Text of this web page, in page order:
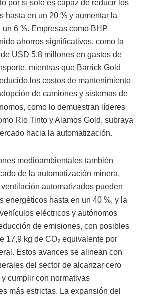
por sí solo es capaz de reducir los
hasta en un 20 % y aumentar la
un 6 %. Empresas como BHP
ahorros significativos, como la
USD 5,8 millones en gastos de
mientras que Barrick Gold
los costos de mantenimiento
de camiones y sistemas de
como lo demuestran líderes
Rio Tinto y Alamos Gold, subraya
hacia la automatización.
medioambientales también
de la automatización minera.
ventilación automatizados pueden
energéticos hasta en un 40 %, y la
eléctricos y autónomos
de emisiones, con posibles
17,9 kg de CO₂ equivalente por
Estos avances se alinean con
del sector de alcanzar cero
cumplir con normativas
más estrictas. La expansión del